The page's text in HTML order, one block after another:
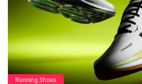
Running Shoes